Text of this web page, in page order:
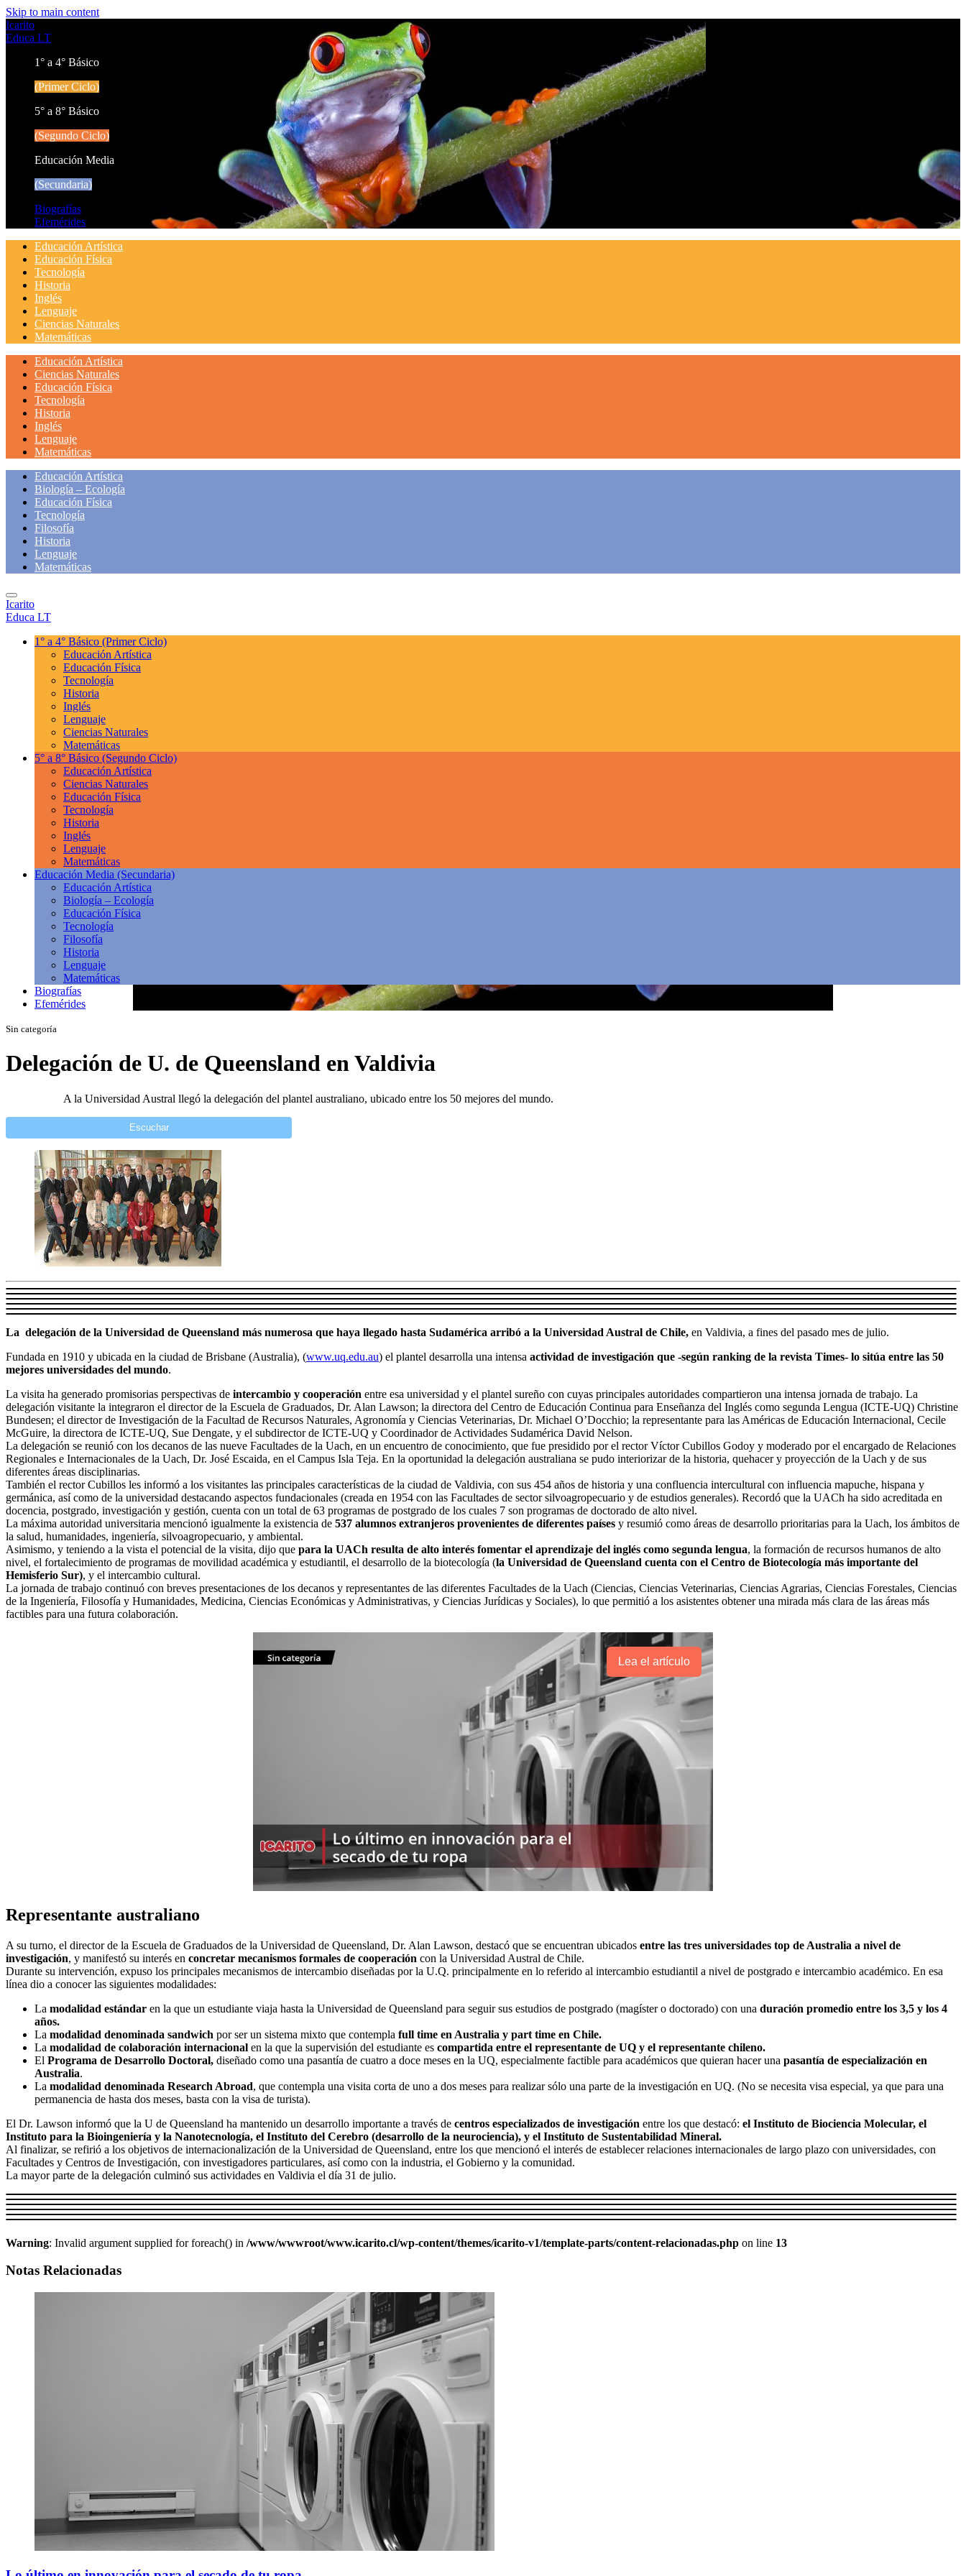
Skip to main content
Icarito
Educa LT
1° a 4° Básico
(Primer Ciclo)
5° a 8° Básico
(Segundo Ciclo)
Educación Media
(Secundaria)
Biografías
Efemérides
Educación Artística
Educación Física
Tecnología
Historia
Inglés
Lenguaje
Ciencias Naturales
Matemáticas
Educación Artística
Ciencias Naturales
Educación Física
Tecnología
Historia
Inglés
Lenguaje
Matemáticas
Educación Artística
Biología – Ecología
Educación Física
Tecnología
Filosofía
Historia
Lenguaje
Matemáticas
Icarito
Educa LT
1° a 4° Básico (Primer Ciclo)
Educación Artística
Educación Física
Tecnología
Historia
Inglés
Lenguaje
Ciencias Naturales
Matemáticas
5° a 8° Básico (Segundo Ciclo)
Educación Artística
Ciencias Naturales
Educación Física
Tecnología
Historia
Inglés
Lenguaje
Matemáticas
Educación Media (Secundaria)
Educación Artística
Biología – Ecología
Educación Física
Tecnología
Filosofía
Historia
Lenguaje
Matemáticas
Biografías
Efemérides
Sin categoría
Delegación de U. de Queensland en Valdivia
A la Universidad Austral llegó la delegación del plantel australiano, ubicado entre los 50 mejores del mundo.
Escuchar
La delegación de la Universidad de Queensland más numerosa que haya llegado hasta Sudamérica arribó a la Universidad Austral de Chile, en Valdivia, a fines del pasado mes de julio.
Fundada en 1910 y ubicada en la ciudad de Brisbane (Australia), (www.uq.edu.au) el plantel desarrolla una intensa actividad de investigación que -según ranking de la revista Times- lo sitúa entre las 50
mejores universidades del mundo.
La visita ha generado promisorias perspectivas de intercambio y cooperación entre esa universidad y el plantel sureño con cuyas principales autoridades compartieron una intensa jornada de trabajo. La
delegación visitante la integraron el director de la Escuela de Graduados, Dr. Alan Lawson; la directora del Centro de Educación Continua para Enseñanza del Inglés como segunda Lengua (ICTE-UQ) Christine
Bundesen; el director de Investigación de la Facultad de Recursos Naturales, Agronomía y Ciencias Veterinarias, Dr. Michael O’Docchio; la representante para las Américas de Educación Internacional, Cecile
McGuire, la directora de ICTE-UQ, Sue Dengate, y el subdirector de ICTE-UQ y Coordinador de Actividades Sudamérica David Nelson.
La delegación se reunió con los decanos de las nueve Facultades de la Uach, en un encuentro de conocimiento, que fue presidido por el rector Víctor Cubillos Godoy y moderado por el encargado de Relaciones
Regionales e Internacionales de la Uach, Dr. José Escaida, en el Campus Isla Teja. En la oportunidad la delegación australiana se pudo interiorizar de la historia, quehacer y proyección de la Uach y de sus
diferentes áreas disciplinarias.
También el rector Cubillos les informó a los visitantes las principales características de la ciudad de Valdivia, con sus 454 años de historia y una confluencia intercultural con influencia mapuche, hispana y
germánica, así como de la universidad destacando aspectos fundacionales (creada en 1954 con las Facultades de sector silvoagropecuario y de estudios generales). Recordó que la UACh ha sido acreditada en
docencia, postgrado, investigación y gestión, cuenta con un total de 63 programas de postgrado de los cuales 7 son programas de doctorado de alto nivel.
La máxima autoridad universitaria mencionó igualmente la existencia de 537 alumnos extranjeros provenientes de diferentes países y resumió como áreas de desarrollo prioritarias para la Uach, los ámbitos de
la salud, humanidades, ingeniería, silvoagropecuario, y ambiental.
Asimismo, y teniendo a la vista el potencial de la visita, dijo que para la UACh resulta de alto interés fomentar el aprendizaje del inglés como segunda lengua, la formación de recursos humanos de alto
nivel, el fortalecimiento de programas de movilidad académica y estudiantil, el desarrollo de la biotecología (la Universidad de Queensland cuenta con el Centro de Biotecología más importante del
Hemisferio Sur), y el intercambio cultural.
La jornada de trabajo continuó con breves presentaciones de los decanos y representantes de las diferentes Facultades de la Uach (Ciencias, Ciencias Veterinarias, Ciencias Agrarias, Ciencias Forestales, Ciencias
de la Ingeniería, Filosofía y Humanidades, Medicina, Ciencias Económicas y Administrativas, y Ciencias Jurídicas y Sociales), lo que permitió a los asistentes obtener una mirada más clara de las áreas más
factibles para una futura colaboración.
Lea el artículo
Representante australiano
A su turno, el director de la Escuela de Graduados de la Universidad de Queensland, Dr. Alan Lawson, destacó que se encuentran ubicados entre las tres universidades top de Australia a nivel de
investigación, y manifestó su interés en concretar mecanismos formales de cooperación con la Universidad Austral de Chile.
Durante su intervención, expuso los principales mecanismos de intercambio diseñadas por la U.Q. principalmente en lo referido al intercambio estudiantil a nivel de postgrado e intercambio académico. En esa
línea dio a conocer las siguientes modalidades:
La modalidad estándar en la que un estudiante viaja hasta la Universidad de Queensland para seguir sus estudios de postgrado (magíster o doctorado) con una duración promedio entre los 3,5 y los 4
años.
La modalidad denominada sandwich por ser un sistema mixto que contempla full time en Australia y part time en Chile.
La modalidad de colaboración internacional en la que la supervisión del estudiante es compartida entre el representante de UQ y el representante chileno.
El Programa de Desarrollo Doctoral, diseñado como una pasantía de cuatro a doce meses en la UQ, especialmente factible para académicos que quieran hacer una pasantía de especialización en
Australia.
La modalidad denominada Research Abroad, que contempla una visita corta de uno a dos meses para realizar sólo una parte de la investigación en UQ. (No se necesita visa especial, ya que para una
permanencia de hasta dos meses, basta con la visa de turista).
El Dr. Lawson informó que la U de Queensland ha mantenido un desarrollo importante a través de centros especializados de investigación entre los que destacó: el Instituto de Biociencia Molecular, el
Instituto para la Bioingeniería y la Nanotecnología, el Instituto del Cerebro (desarrollo de la neurociencia), y el Instituto de Sustentabilidad Mineral.
Al finalizar, se refirió a los objetivos de internacionalización de la Universidad de Queensland, entre los que mencionó el interés de establecer relaciones internacionales de largo plazo con universidades, con
Facultades y Centros de Investigación, con investigadores particulares, así como con la industria, el Gobierno y la comunidad.
La mayor parte de la delegación culminó sus actividades en Valdivia el día 31 de julio.
Warning: Invalid argument supplied for foreach() in /www/wwwroot/www.icarito.cl/wp-content/themes/icarito-v1/template-parts/content-relacionadas.php on line 13
Notas Relacionadas